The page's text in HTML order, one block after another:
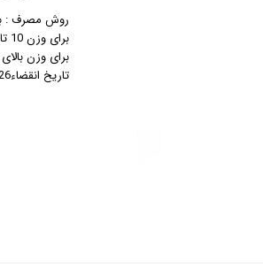
روش مصرف : برای وزن 0 تا 10
برای وزن 10 تا 20 کیلوگرم 2 عدد قرص در روز
برای وزن بالای 20 کیلوگرم 3 عدد قرص در روز
تاریخ انقضاء02/2026